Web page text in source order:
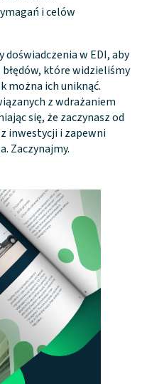
i celów
w EDI, aby
które widzieliśmy
można ich uniknąć.
z wdrażaniem
się, że zaczynasz od
inwestycji i zapewni
Zaczynajmy.